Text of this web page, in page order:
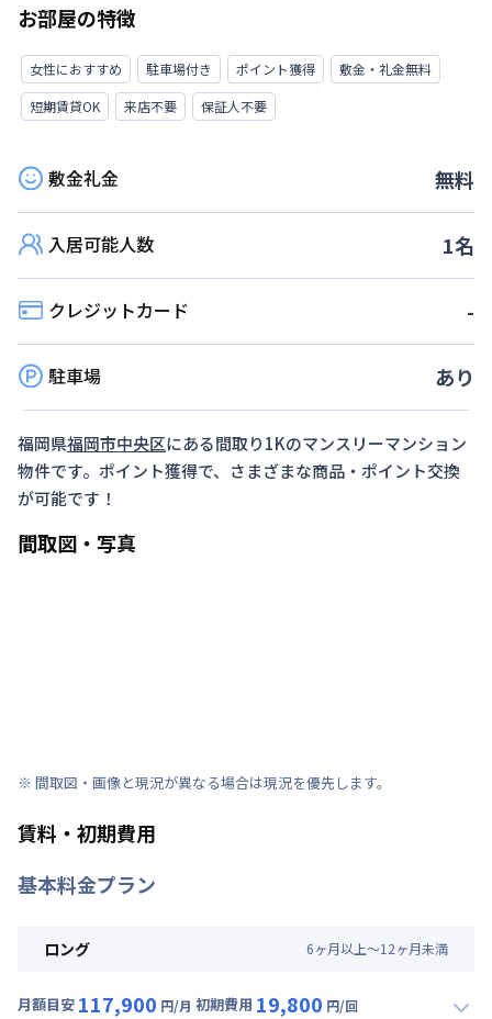
お部屋の特徴
女性におすすめ 駐車場付き ポイント獲得
敷金・礼金無料
短期賃貸OK
来店不要 保証人不要
敷金礼金 無料
入居可能人数 1名
クレジットカード -
駐車場 あり
福岡県福岡市中央区にある間取り1Kのマンスリーマンション
物件です。ポイント獲得で、さまざまな商品・ポイント交換
が可能です！
間取図・写真
※ 間取図・画像と現況が異なる場合は現況を優先します。
賃料・初期費用
基本料金プラン
ロング 6ヶ月以上～12ヶ月未満
月額目安 117,900 円/月 初期費用 19,800 円/回